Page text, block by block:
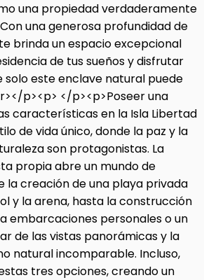
una propiedad verdaderamente
una generosa profundidad de
brinda un espacio excepcional
de tus sueños y disfrutar
solo este enclave natural puede
p><p> </p><p>Poseer una
características en la Isla Libertad
de vida único, donde la paz y la
son protagonistas. La
propia abre un mundo de
la creación de una playa privada
y la arena, hasta la construcción
embarcaciones personales o un
de las vistas panorámicas y la
natural incomparable. Incluso,
tres opciones, creando un